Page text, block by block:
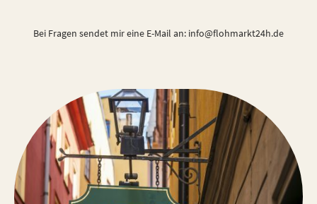
Bei Fragen sendet mir eine E-Mail an: info@flohmarkt24h.de